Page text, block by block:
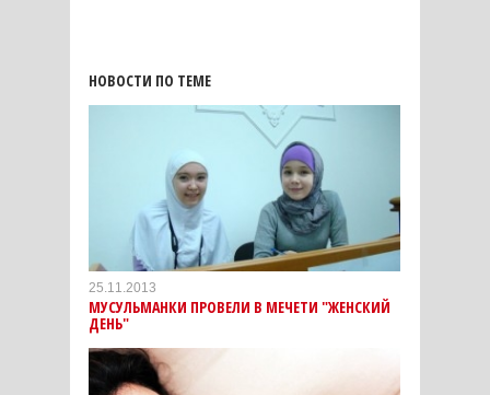
НОВОСТИ ПО ТЕМЕ
25.11.2013
МУСУЛЬМАНКИ ПРОВЕЛИ В МЕЧЕТИ "ЖЕНСКИЙ
ДЕНЬ"